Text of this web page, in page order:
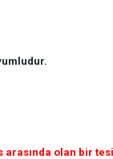
arasında olan bir